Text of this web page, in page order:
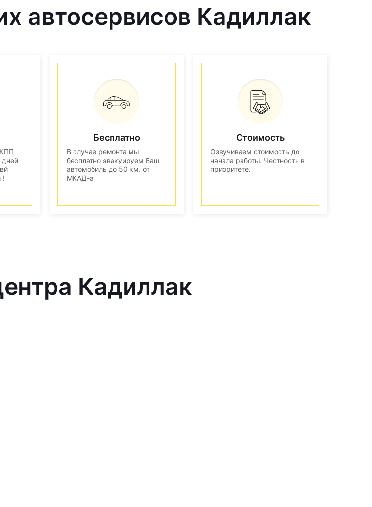
автосервисов Кадиллак
дней.
!
Бесплатно
В случае ремонта мы
бесплатно эвакуируем Ваш
автомобиль до 50 км. от
МКАД-а
Стоимость
Озвучиваем стоимость до
начала работы. Честность в
приоритете.
Кадиллак